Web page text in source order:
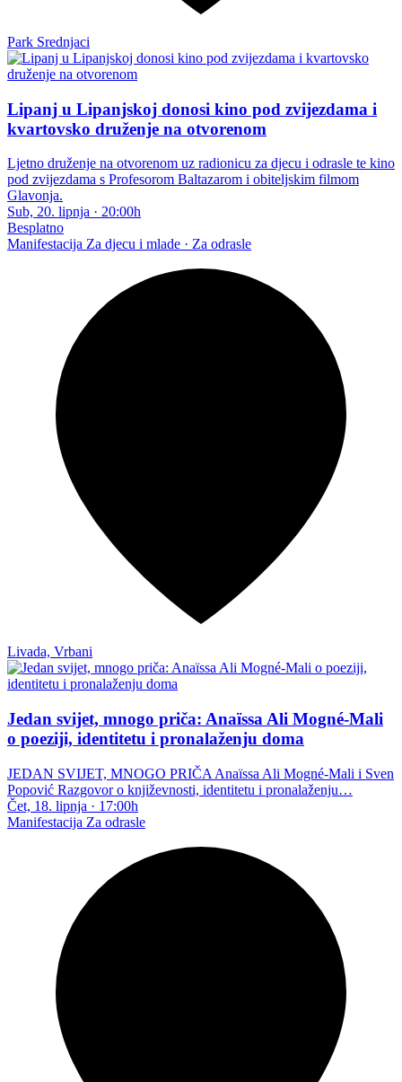
Park Srednjaci
Lipanj u Lipanjskoj donosi kino pod zvijezdama i
kvartovsko druženje na otvorenom
Ljetno druženje na otvorenom uz radionicu za djecu i odrasle te kino
pod zvijezdama s Profesorom Baltazarom i obiteljskim filmom
Glavonja.
Sub, 20. lipnja · 20:00h
Besplatno
Manifestacija Za djecu i mlade · Za odrasle
Livada, Vrbani
Jedan svijet, mnogo priča: Anaïssa Ali Mogné-Mali
o poeziji, identitetu i pronalaženju doma
JEDAN SVIJET, MNOGO PRIČA Anaïssa Ali Mogné-Mali i Sven
Popović Razgovor o književnosti, identitetu i pronalaženju…
Čet, 18. lipnja · 17:00h
Manifestacija Za odrasle